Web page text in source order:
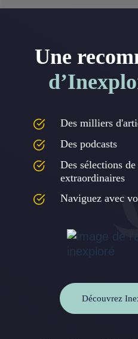
Une
Des milliers
Des podcasts
Des sélections
extraordinaires
Naviguez avec
Découvrez